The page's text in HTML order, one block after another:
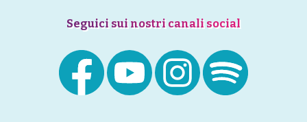
Seguici sui nostri canali social